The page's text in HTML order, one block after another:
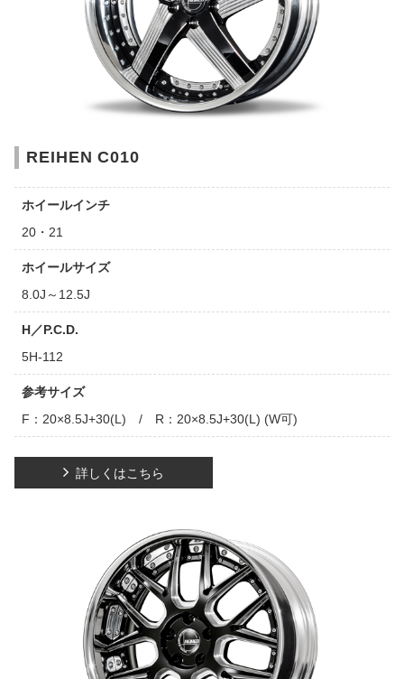
REIHEN C010
ホイールインチ
20・21
ホイールサイズ
8.0J～12.5J
H／P.C.D.
5H-112
参考サイズ
F：20×8.5J+30(L) / R：20×8.5J+30(L) (W可)
詳しくはこちら